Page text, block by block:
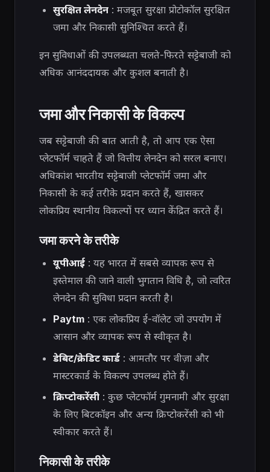
सुरक्षित लेनदेन: मजबूत सुरक्षा प्रोटोकॉल सुरक्षित
जमा और निकासी सुनिश्चित करते हैं।
इन सुविधाओं की उपलब्धता चलते-फिरते सट्टेबाजी को
अधिक आनंददायक और कुशल बनाती है।
जमा और निकासी के विकल्प
जब सट्टेबाजी की बात आती है, तो आप एक ऐसा
प्लेटफॉर्म चाहते हैं जो वित्तीय लेनदेन को सरल बनाए।
अधिकांश भारतीय सट्टेबाजी प्लेटफॉर्म जमा और
निकासी के कई तरीके प्रदान करते हैं, खासकर
लोकप्रिय स्थानीय विकल्पों पर ध्यान केंद्रित करते हैं।
जमा करने के तरीके
यूपीआई: यह भारत में सबसे व्यापक रूप से
इस्तेमाल की जाने वाली भुगतान विधि है, जो त्वरित
लेनदेन की सुविधा प्रदान करती है।
Paytm: एक लोकप्रिय ई-वॉलेट जो उपयोग में
आसान और व्यापक रूप से स्वीकृत है।
डेबिट/क्रेडिट कार्ड: आमतौर पर वीज़ा और
मास्टरकार्ड के विकल्प उपलब्ध होते हैं।
क्रिप्टोकरेंसी: कुछ प्लेटफॉर्म गुमनामी और सुरक्षा
के लिए बिटकॉइन और अन्य क्रिप्टोकरेंसी को भी
स्वीकार करते हैं।
निकासी के तरीके